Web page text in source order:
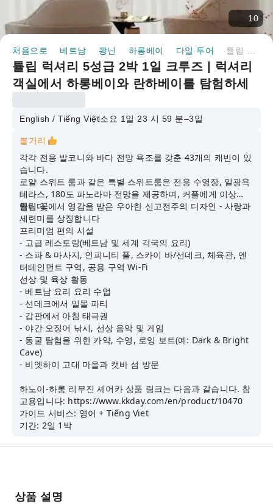
10
처음으로 베트남 꽝닌 하롱베이 다일 투어
튤립 럭셔리 5성급 2박 1일 크루즈 | 럭셔리
객실에서 하롱베이와 란하베이를 탐험하세
English / Tiếng Việt소요 1일 23 시 59 분–3일
볼거리
각각 전용 발코니와 바다 전망 욕조를 갖춘 43개의 캐빈이 있
습니다.
로얄 스위트 룸과 같은 특별 스위트룸은 전용 수영장, 일광욕
테라스, 180도 파노라마 전망을 제공하며, 커플에게 이상적
입니다.
튤립 꽃에서 영감을 받은 우아한 신고전주의 디자인 - 사랑과
세련미를 상징합니다
프리미엄 편의 시설
- 고급 레스토랑(베트남 및 세계 각국의 요리)
- 스파 & 마사지, 인피니티 풀, 스카이 바/선데크, 체육관, 엔
터테인먼트 구역, 공용 구역 Wi-Fi
선상 및 육상 활동
- 베트남 요리 요리 수업
- 선데크에서 일몰 파티
- 갑판에서 아침 태극권
- 야간 오징어 낚시, 선상 음악 및 게임
- 동굴 탐험을 위한 카약, 수영, 로잉 보트(예: Dark & Bright
Cave)
- 비엣하이 고대 마을과 캣바 섬 방문
하노이-하롱 리무진 셰어카 상품 링크는 다음과 같습니다. 참
고용입니다: https://www.kkday.com/en/product/10470
가이드 서비스: 영어 + Tiếng Viet
기간: 2일 1박
상품 설명